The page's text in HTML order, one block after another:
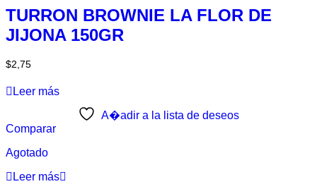
TURRON BROWNIE LA FLOR DE
JIJONA 150GR
$2,75
Leer más
A�adir a la lista de deseos
Comparar
Agotado
Leer más